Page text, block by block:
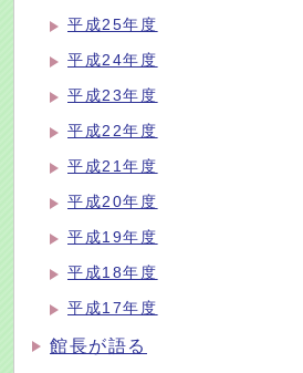
平成25年度
平成24年度
平成23年度
平成22年度
平成21年度
平成20年度
平成19年度
平成18年度
平成17年度
館長が語る